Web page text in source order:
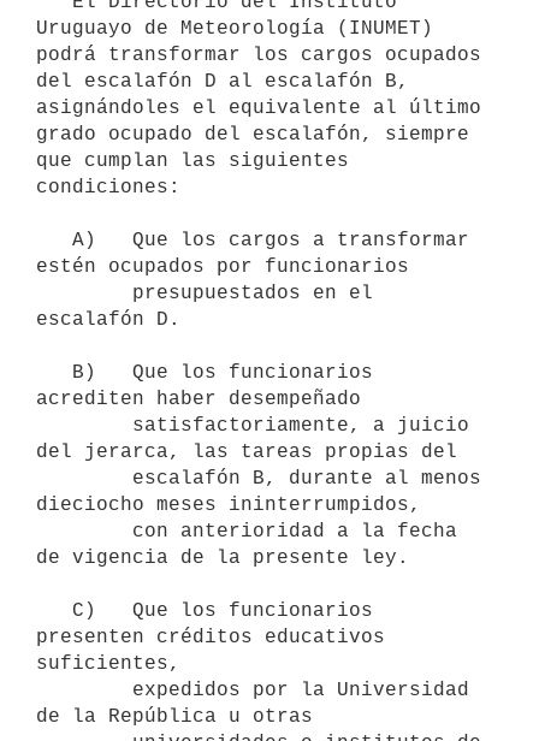
Uruguayo de Meteorología (INUMET)
podrá transformar los cargos ocupados
del escalafón D al escalafón B,
asignándoles el equivalente al último
grado ocupado del escalafón, siempre
que cumplan las siguientes
condiciones:
estén ocupados por funcionarios
escalafón D.
acrediten haber desempeñado
del jerarca, las tareas propias del
dieciocho meses ininterrumpidos,
de vigencia de la presente ley.
presenten créditos educativos
suficientes,
de la República u otras